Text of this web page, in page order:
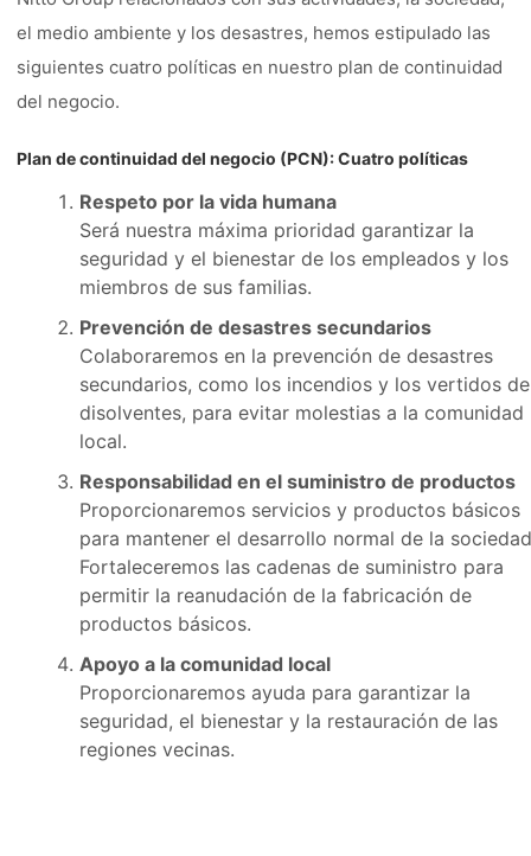
el medio ambiente y los desastres, hemos estipulado las
siguientes cuatro políticas en nuestro plan de continuidad
del negocio.
Plan de continuidad del negocio (PCN): Cuatro políticas
Respeto por la vida humana
Será nuestra máxima prioridad garantizar la
seguridad y el bienestar de los empleados y los
miembros de sus familias.
Prevención de desastres secundarios
Colaboraremos en la prevención de desastres
secundarios, como los incendios y los vertidos de
disolventes, para evitar molestias a la comunidad
local.
Responsabilidad en el suministro de productos
Proporcionaremos servicios y productos básicos
para mantener el desarrollo normal de la
Fortaleceremos las cadenas de suministro para
permitir la reanudación de la fabricación de
productos básicos.
Apoyo a la comunidad local
Proporcionaremos ayuda para garantizar la
seguridad, el bienestar y la restauración de las
regiones vecinas.